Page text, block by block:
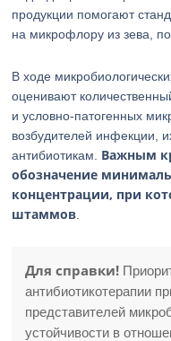
продукции помогают
на микрофлору из зева,
В ходе
оценивают
и условно-патогенных
возбудителей инфекции,
антибиотикам. Важным
обозначение
концентрации, при
штаммов
Для справки!
антибиотикотерапии
представителей
устойчивости в